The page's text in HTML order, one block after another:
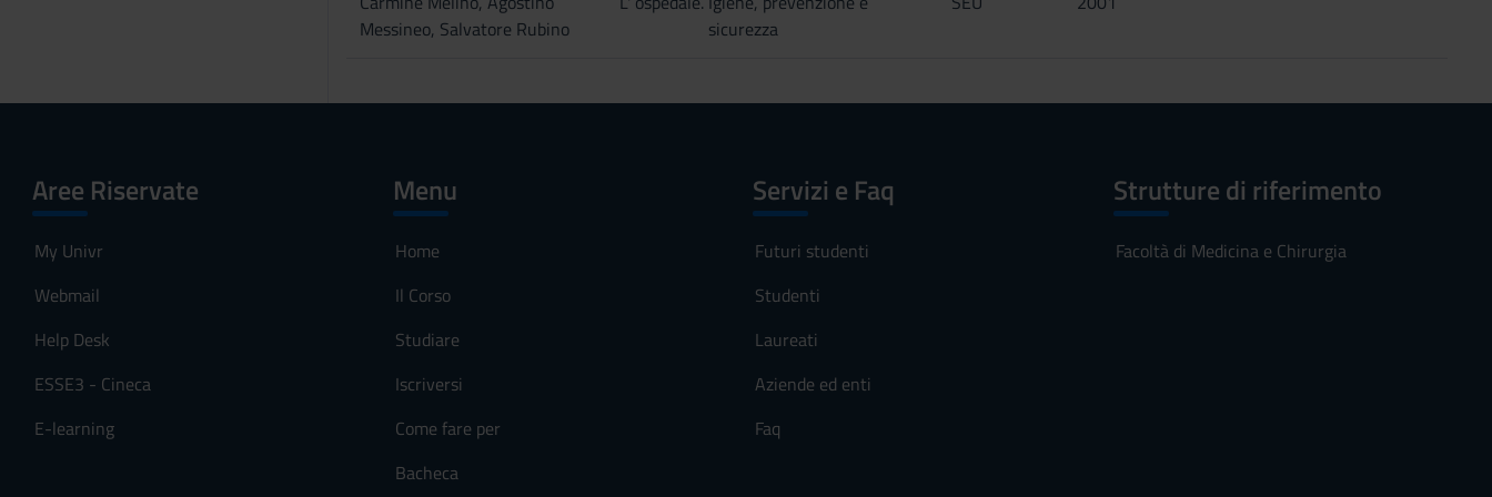
Messineo, Salvatore Rubino
sicurezza
Aree Riservate
My Univr
Webmail
Help Desk
ESSE3 - Cineca
E-learning
Menu
Home
Il Corso
Studiare
Iscriversi
Come fare per
Bacheca
Servizi e Faq
Futuri studenti
Studenti
Laureati
Aziende ed enti
Faq
Strutture di riferimento
Facoltà di Medicina e Chirurgia